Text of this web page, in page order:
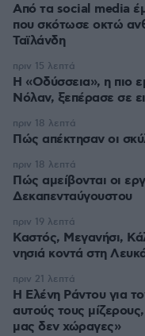
Από τα social media
που σκότωσε οκτώ
Ταϊλάνδη
Η «Οδύσσεια», η πιο
Νόλαν, ξεπέρασε σε
πριν 15 λεπτά
Πώς απέκτησαν οι
πριν 18 λεπτά
Πώς αμείβονται οι
Δεκαπενταύγουστου
πριν 18 λεπτά
Καστός, Μεγανήσι,
νησιά κοντά στη
πριν 19 λεπτά
Η Ελένη Ράντου για
αυτούς τους
μας δεν χώραγες»
πριν 21 λεπτά